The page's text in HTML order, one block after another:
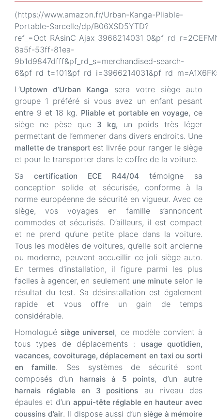
(https://www.amazon.fr/Urban-Kanga-Pliable-
Portable-Sarcelle/dp/B06XSD5YTD?
8a5f-53ff-81ea-
9b1d9847dfff&pf_rd_s=merchandised-search-
L’Uptown d’Urban Kanga sera votre siège auto
groupe 1 préféré si vous avez un enfant pesant
entre 9 et 18 kg. Pliable et portable en voyage, ce
siège ne pèse que 3 kg, un poids très léger
permettant de l’emmener dans divers endroits. Une
mallette de transport est livrée pour ranger le siège
et pour le transporter dans le coffre de la voiture.
Sa certification ECE R44/04 témoigne sa
conception solide et sécurisée, conforme à la
norme européenne de sécurité en vigueur. Avec ce
siège, vos voyages en famille s’annoncent
commodes et sécurisés. D’ailleurs, il est compact
et ne prend qu’une petite place dans la voiture.
Tous les modèles de voitures, qu’elle soit ancienne
ou moderne, peuvent accueillir ce joli siège auto.
En termes d’installation, il figure parmi les plus
faciles à agencer, en seulement une minuteselon le
résultat du test. Sa désinstallation est également
rapide et vous offre un gain de temps
considérable.
Homologué siège universel, ce modèle convient à
tous types de déplacements : usage quotidien,
vacances, covoiturage, déplacement en taxi ou sorti
en famille. Ses systèmes de sécurité sont
composés d’un harnais à 5 points, d’un autre
harnais réglable en 3 positions au niveau des
épaules et d’un appui-tête réglable en hauteur avec
coussins d’air. Il dispose aussi d’un siège à mémoire